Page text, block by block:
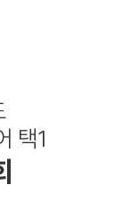
택1